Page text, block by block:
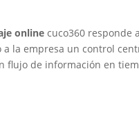
online cuco360 responde
la empresa un control
flujo de información en